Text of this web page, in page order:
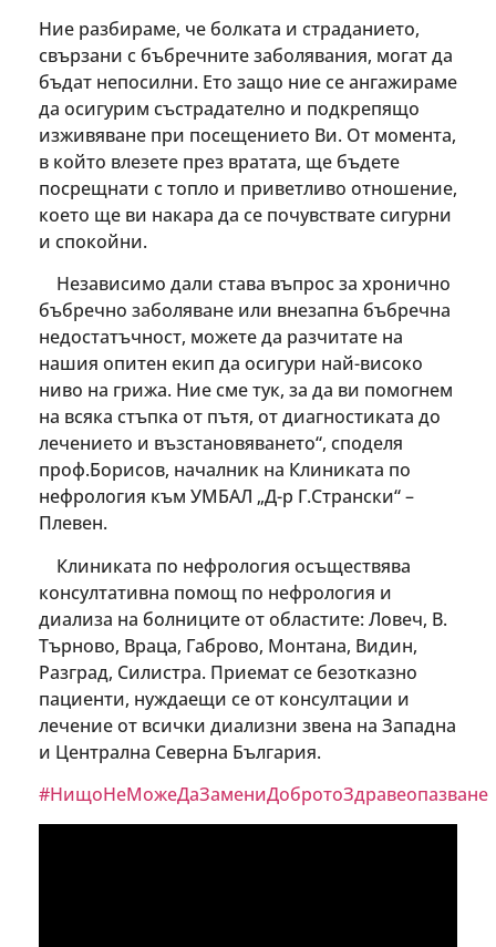
Ние разбираме, че болката и страданието,
свързани с бъбречните заболявания, могат да
бъдат непосилни. Ето защо ние се ангажираме
да осигурим състрадателно и подкрепящо
изживяване при посещението Ви. От момента,
в който влезете през вратата, ще бъдете
посрещнати с топло и приветливо отношение,
което ще ви накара да се почувствате сигурни
и спокойни.
Независимо дали става въпрос за хронично
бъбречно заболяване или внезапна бъбречна
недостатъчност, можете да разчитате на
нашия опитен екип да осигури най-високо
ниво на грижа. Ние сме тук, за да ви помогнем
на всяка стъпка от пътя, от диагностиката до
лечението и възстановяването“, споделя
проф.Борисов, началник на Клиниката по
нефрология към УМБАЛ „Д-р Г.Странски“ –
Плевен.
Клиниката по нефрология осъществява
консултативна помощ по нефрология и
диализа на болниците от областите: Ловеч, В.
Търново, Враца, Габрово, Монтана, Видин,
Разград, Силистра. Приемат се безотказно
пациенти, нуждаещи се от консултации и
лечение от всички диализни звена на Западна
и Централна Северна България.
#НищоНеМожеДаЗамениДобротоЗдравеопазване